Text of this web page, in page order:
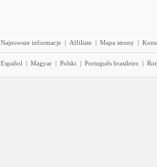
Najnowsze informacje | Affiliate | Mapa strony |
Español | Magyar | Polski | Português brasileiro |